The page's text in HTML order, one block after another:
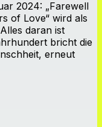
2024: „Farewell
of Love“ wird als
daran ist
bricht die
erneut